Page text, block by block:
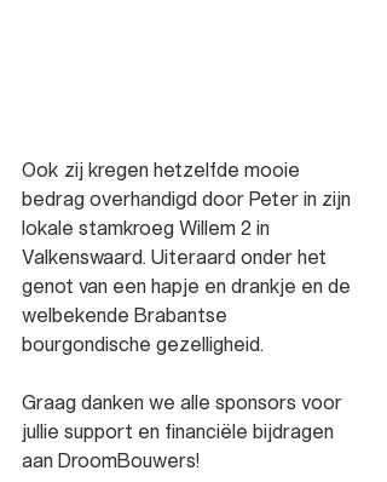
Ook zij kregen hetzelfde mooie
bedrag overhandigd door Peter in zijn
lokale stamkroeg Willem 2 in
Valkenswaard. Uiteraard onder het
genot van een hapje en drankje en de
welbekende Brabantse
bourgondische gezelligheid.
Graag danken we alle sponsors voor
jullie support en financiële bijdragen
aan DroomBouwers!